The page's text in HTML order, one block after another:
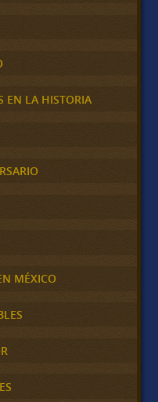
EN LA HISTORIA
MÉXICO